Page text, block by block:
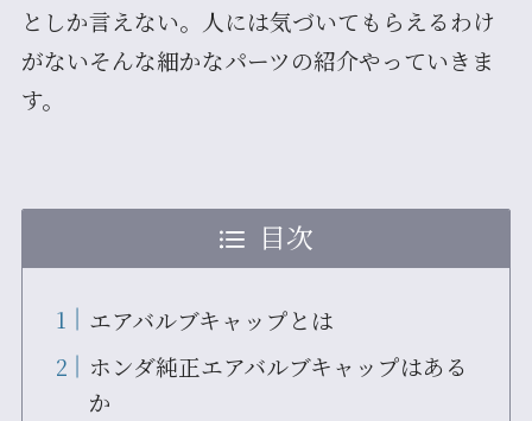
としか言えない。人には気づいてもらえるわけ
がないそんな細かなパーツの紹介やっていきま
す。
目次
エアバルブキャップとは
ホンダ純正エアバルブキャップはある
か